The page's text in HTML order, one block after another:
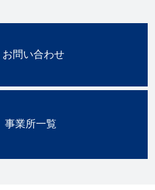
お問い合わせ
事業所一覧